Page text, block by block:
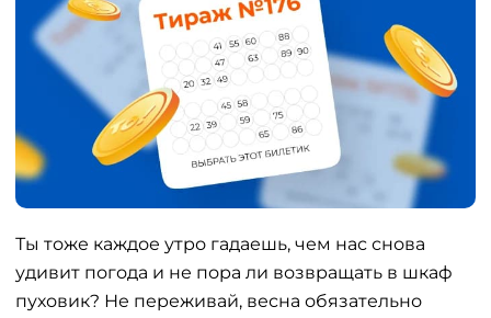
Ты тоже каждое утро гадаешь, чем нас снова
удивит погода и не пора ли возвращать в шкаф
пуховик? Не переживай, весна обязательно